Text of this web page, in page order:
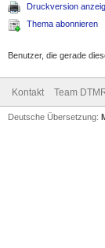
Druckversion
Thema abonnieren
Benutzer, die gerade
Kontakt Team
Deutsche Übersetzung: